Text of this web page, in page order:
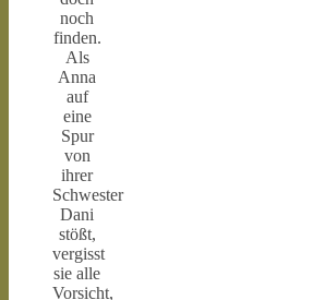
noch
finden.
Als
Anna
auf
eine
Spur
von
ihrer
Schwester
Dani
stößt,
vergisst
sie alle
Vorsicht,